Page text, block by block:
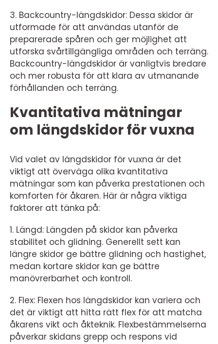
3. Backcountry-längdskidor: Dessa skidor är
utformade för att användas utanför de
preparerade spåren och ger möjlighet att
utforska svårtillgängliga områden och terräng.
Backcountry-längdskidor är vanligtvis bredare
och mer robusta för att klara av utmanande
förhållanden och terräng.
Kvantitativa mätningar
om längdskidor för vuxna
Vid valet av längdskidor för vuxna är det
viktigt att överväga olika kvantitativa
mätningar som kan påverka prestationen och
komforten för åkaren. Här är några viktiga
faktorer att tänka på:
1. Längd: Längden på skidor kan påverka
stabilitet och glidning. Generellt sett kan
längre skidor ge bättre glidning och hastighet,
medan kortare skidor kan ge bättre
manövrerbarhet och kontroll.
2. Flex: Flexen hos längdskidor kan variera och
det är viktigt att hitta rätt flex för att matcha
åkarens vikt och åkteknik. Flexbestämmelserna
påverkar skidans grepp och respons vid